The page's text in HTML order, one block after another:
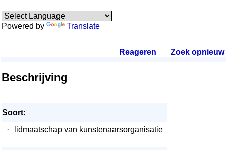
Powered by Translate
Reageren Zoek opnieuw.
Beschrijving
Soort:
·
lidmaatschap van kunstenaarsorganisatie